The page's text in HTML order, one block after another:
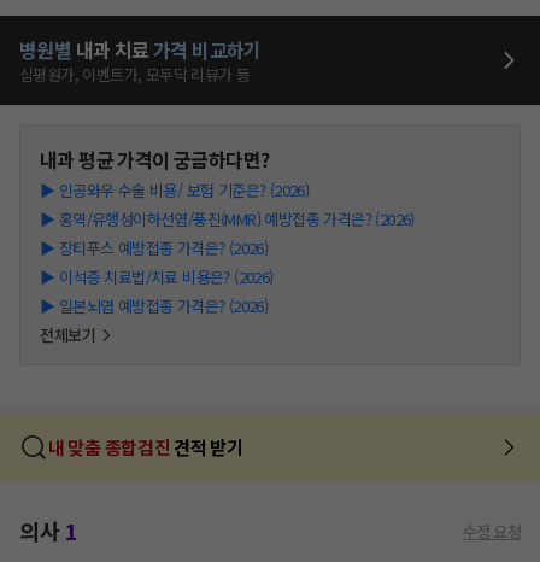
병원별 내과 치료가격 비교하기
심평원가, 이벤트가, 모두닥 리뷰가 등
내과평균 가격이 궁금하다면?
▶ 인공와우 수술 비용/ 보험 기준은? (2026)
▶ 홍역/유행성이하선염/풍진(MMR) 예방접종 가격은? (2026)
▶ 장티푸스 예방접종 가격은? (2026)
▶ 이석증 치료법/치료 비용은? (2026)
▶ 일본뇌염 예방접종 가격은? (2026)
전체보기
내 맞춤 종합검진 견적 받기
의사1 수정 요청